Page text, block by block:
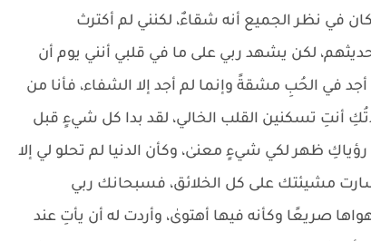
في نظر الجميع أنه شقاءٌ، لكنني لم أكترث
لكن يشهد ربي على ما في قلبي أنني يوم أن
في الحُبِ مشقةً وإنما لم أجد إلا الشفاء، فأنا من
أنتِ تسكنين القلب الخالي، لقد بدا كل شيءٍ قبل
ظهر لكي شيءٍ معنىٰ، وكأن الدنيا لم تحلو لي إلا
مشيئتك على كل الخلائق، فسبحانك ربي
صريعًا وكأنه فيها أهتوىٰ، وأردت له أن يأتِ عند